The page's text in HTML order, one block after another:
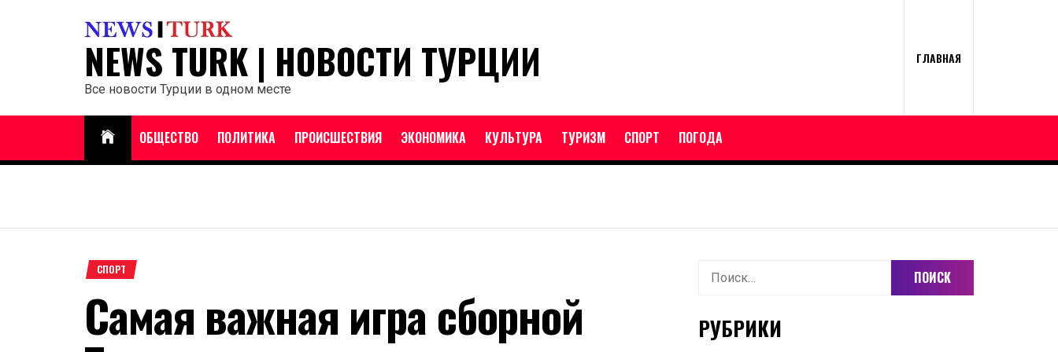
NEWS TURK | НОВОСТИ ТУРЦИИ
Все новости Турции в одном месте
ГЛАВНАЯ
ОБЩЕСТВО ПОЛИТИКА ПРОИСШЕСТВИЯ ЭКОНОМИКА КУЛЬТУРА ТУРИЗМ СПОРТ ПОГОДА
СПОРТ
Самая важная игра сборной
Найти:
РУБРИКИ